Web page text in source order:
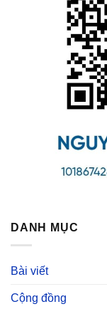
DANH MỤC
Bài viết
Cộng đồng